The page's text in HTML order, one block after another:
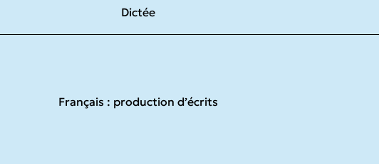
Dictée
Français : production d’écrits